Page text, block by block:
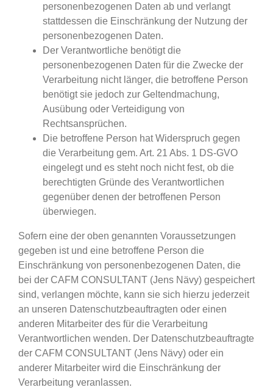
personenbezogenen Daten ab und verlangt
stattdessen die Einschränkung der Nutzung der
personenbezogenen Daten.
Der Verantwortliche benötigt die
personenbezogenen Daten für die Zwecke der
Verarbeitung nicht länger, die betroffene Person
benötigt sie jedoch zur Geltendmachung,
Ausübung oder Verteidigung von
Rechtsansprüchen.
Die betroffene Person hat Widerspruch gegen
die Verarbeitung gem. Art. 21 Abs. 1 DS-GVO
eingelegt und es steht noch nicht fest, ob die
berechtigten Gründe des Verantwortlichen
gegenüber denen der betroffenen Person
überwiegen.
Sofern eine der oben genannten Voraussetzungen
gegeben ist und eine betroffene Person die
Einschränkung von personenbezogenen Daten, die
bei der CAFM CONSULTANT (Jens Nävy) gespeichert
sind, verlangen möchte, kann sie sich hierzu jederzeit
an unseren Datenschutzbeauftragten oder einen
anderen Mitarbeiter des für die Verarbeitung
Verantwortlichen wenden. Der Datenschutzbeauftragte
der CAFM CONSULTANT (Jens Nävy) oder ein
anderer Mitarbeiter wird die Einschränkung der
Verarbeitung veranlassen.